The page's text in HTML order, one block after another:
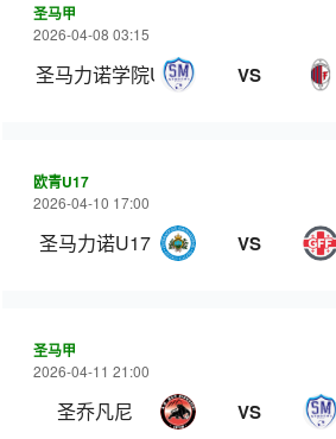
圣马甲
2026-04-08 03:15
圣马力诺学院U22 VS
欧青U17
2026-04-10 17:00
圣马力诺U17 VS
圣马甲
2026-04-11 21:00
圣乔凡尼 VS